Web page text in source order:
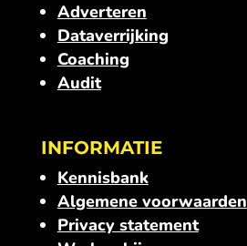
Adverteren
Dataverrijking
Coaching
Audit
INFORMATIE
Kennisbank
Algemene voorwaarden
Privacy statement